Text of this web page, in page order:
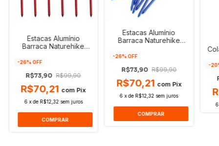
Estacas Alumínio
Barraca Naturehike
-26% OFF
R$73,90 R$99,90
R$70,21 com Pix
6 xde R$12,32 sem juros
Estacas Alumínio
Barraca Naturehike
Nh15a008-i
-26% OFF
R$73,90 R$99,90
R$70,21 com Pix
6 xde R$12,32 sem juros
-20
6